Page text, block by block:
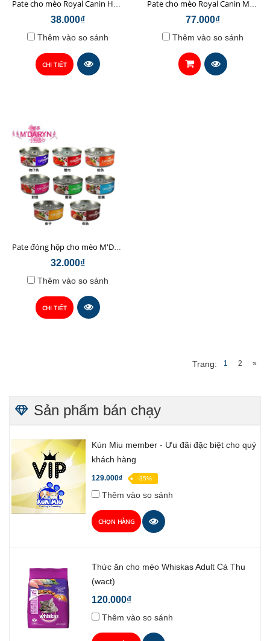
38.000₫
Thêm vào so sánh
CHI TIẾT
77.000₫
Thêm vào so sánh
32.000₫
Thêm vào so sánh
CHI TIẾT
Trang: 1 2 »
Sản phẩm bán chạy
Kún Miu member - Ưu đãi đặc biệt cho quý
khách hàng
129.000₫ -35%
Thêm vào so sánh
CHỌN HÀNG
Thức ăn cho mèo Whiskas Adult Cá Thu
(wact)
120.000₫
Thêm vào so sánh